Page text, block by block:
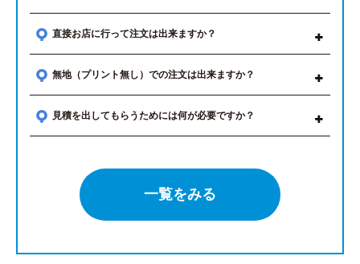
直接お店に行って注文は出来ますか？
無地（プリント無し）での注文は出来ますか？
見積を出してもらうためには何が必要ですか？
一覧をみる